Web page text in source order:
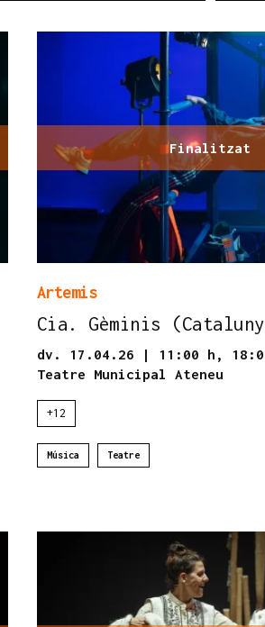
Finalitzat
Artemis
Cia. Gèminis
dv. 17.04.26 | 11:00 h,
Teatre Municipal Ateneu
+12
Música Teatre